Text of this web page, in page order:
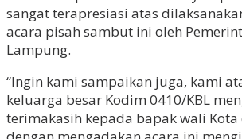
sangat terapresiasi atas
acara pisah sambut ini oleh
Lampung.
“Ingin kami sampaikan juga, kami
keluarga besar Kodim 0410/KBL
terimakasih kepada bapak wali Kota